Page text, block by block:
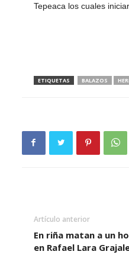
Tepeaca los cuales
ETIQUETAS BALAZOS
Artículo anterior
En riña matan a un
en Rafael Lara